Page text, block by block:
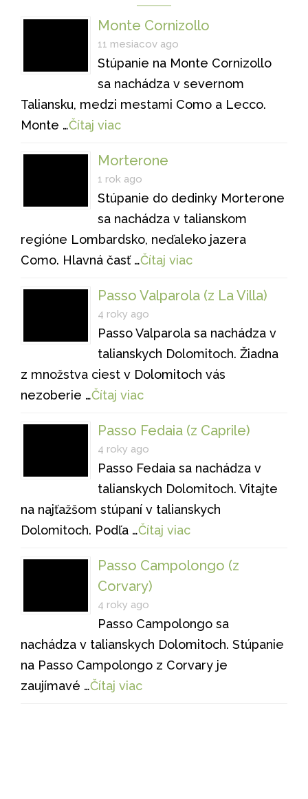
Monte Cornizollo
11 mesiacov ago
Stúpanie na Monte Cornizollo
sa nachádza v severnom
Taliansku, medzi mestami Como a Lecco.
Monte …Čítaj viac
Morterone
1 rok ago
Stúpanie do dedinky Morterone
sa nachádza v talianskom
regióne Lombardsko, neďaleko jazera
Como. Hlavná časť …Čítaj viac
Passo Valparola (z La Villa)
4 roky ago
Passo Valparola sa nachádza v
talianskych Dolomitoch. Žiadna
z množstva ciest v Dolomitoch vás
nezoberie …Čítaj viac
Passo Fedaia (z Caprile)
4 roky ago
Passo Fedaia sa nachádza v
talianskych Dolomitoch. Vitajte
na najťažšom stúpaní v talianskych
Dolomitoch. Podľa …Čítaj viac
Passo Campolongo (z
Corvary)
4 roky ago
Passo Campolongo sa
nachádza v talianskych Dolomitoch. Stúpanie
na Passo Campolongo z Corvary je
zaujímavé …Čítaj viac